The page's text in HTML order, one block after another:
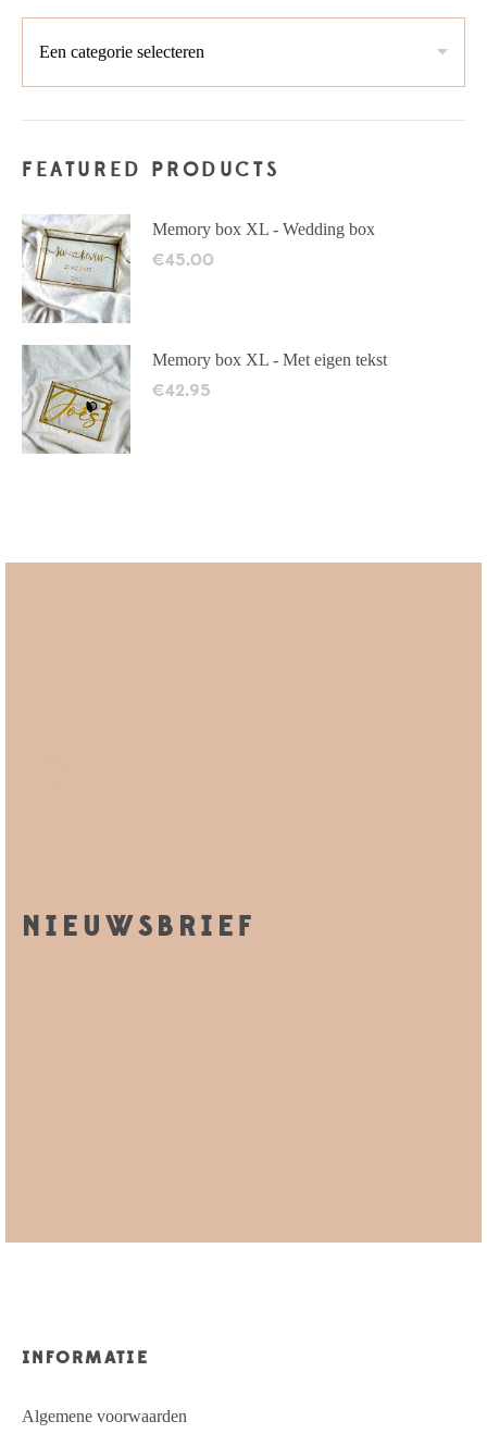
FEATURED PRODUCTS
Memory box XL - Wedding box
€45.00
Memory box XL - Met eigen tekst
€42.95
NIEUWSBRIEF
INFORMATIE
Algemene voorwaarden